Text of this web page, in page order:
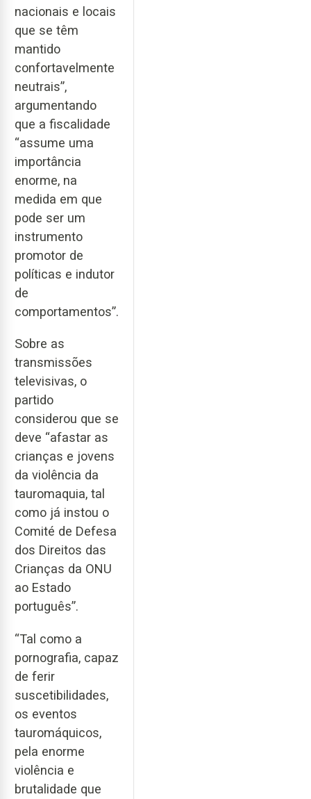
nacionais e locais
que se têm
mantido
confortavelmente
neutrais”,
argumentando
que a fiscalidade
“assume uma
importância
enorme, na
medida em que
pode ser um
instrumento
promotor de
políticas e indutor
de
comportamentos”.
Sobre as
transmissões
televisivas, o
partido
considerou que se
deve “afastar as
crianças e jovens
da violência da
tauromaquia, tal
como já instou o
Comité de Defesa
dos Direitos das
Crianças da ONU
ao Estado
português”.
“Tal como a
pornografia, capaz
de ferir
suscetibilidades,
os eventos
tauromáquicos,
pela enorme
violência e
brutalidade que